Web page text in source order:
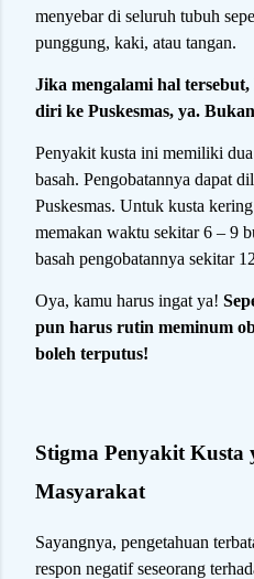
menyebar di seluruh tubuh
punggung, kaki, atau tangan.
Jika mengalami hal
diri ke Puskesmas, ya.
Penyakit kusta ini memiliki
basah. Pengobatannya dapat
Puskesmas. Untuk kusta
memakan waktu sekitar 6 – 9
basah pengobatannya sekitar
Oya, kamu harus ingat ya!
pun harus rutin meminum
boleh terputus!
Stigma Penyakit Kusta
Masyarakat
Sayangnya, pengetahuan
respon negatif seseorang